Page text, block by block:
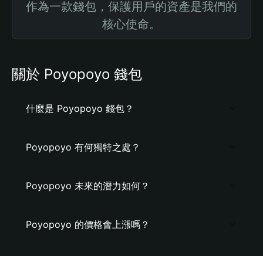
作為一款錢包，保護用戶的資產是我們的
核心使命。
關於 Poyopoyo 錢包
什麼是 Poyopoyo 錢包？
Poyopoyo 有何獨特之處？
Poyopoyo 未來的潛力如何？
Poyopoyo 的價格會上漲嗎？